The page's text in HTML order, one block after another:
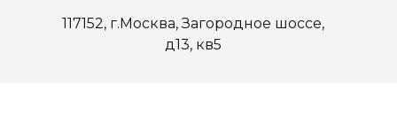
117152, г.Москва, Загородное шоссе,
д13, кв5